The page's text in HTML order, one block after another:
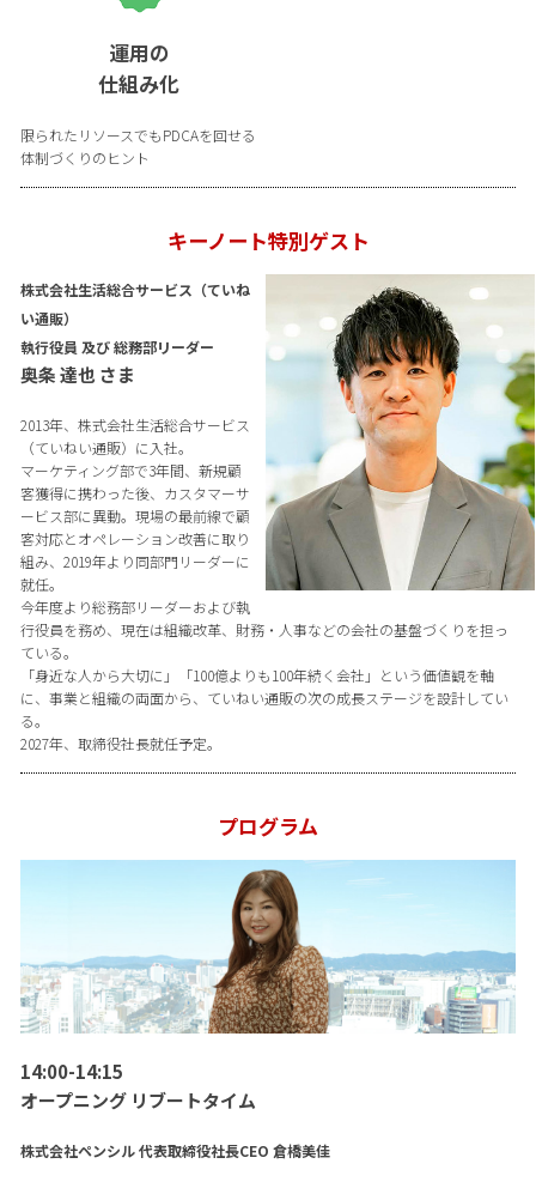
運用の
仕組み化
限られたリソースでもPDCAを回せる
体制づくりのヒント
キーノート特別ゲスト
株式会社生活総合サービス（ていね
い通販）
執行役員 及び 総務部リーダー
奥条 達也 さま
2013年、株式会社生活総合サービス
（ていねい通販）に入社。
マーケティング部で3年間、新規顧
客獲得に携わった後、カスタマーサ
ービス部に異動。現場の最前線で顧
客対応とオペレーション改善に取り
組み、2019年より同部門リーダーに
就任。
今年度より総務部リーダーおよび執
行役員を務め、現在は組織改革、財務・人事などの会社の基盤づくりを担っ
ている。
「身近な人から大切に」「100億よりも100年続く会社」という価値観を軸
に、事業と組織の両面から、ていねい通販の次の成長ステージを設計してい
る。
2027年、取締役社長就任予定。
プログラム
14:00-14:15
オープニング リブートタイム
株式会社ペンシル 代表取締役社長CEO 倉橋美佳